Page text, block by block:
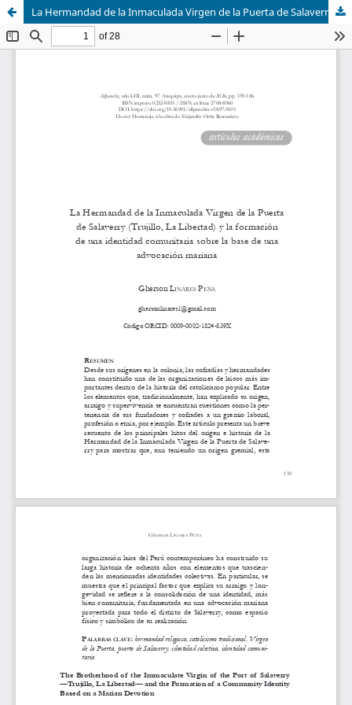
La Hermandad de la Inmaculada Virgen de la Puerta de Salaverry (Trujillo, La Libertad) y la formación de una identidad comunitaria sobre la base de una advocación mariana